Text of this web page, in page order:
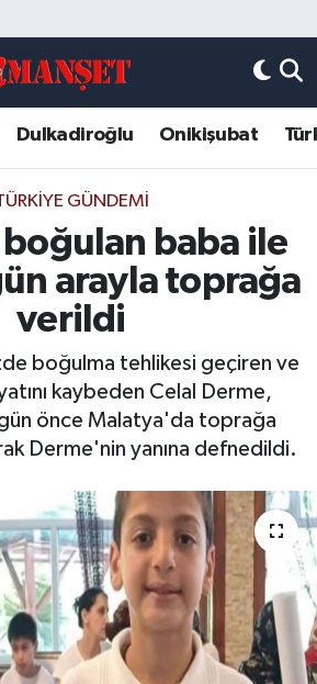
Dulkadiroğlu Onikişubat
GÜNDEMI
boğulan baba ile
arayla toprağa
verildi
boğulma tehlikesi geçiren ve
kaybeden Celal Derme,
önce Malatya'da toprağa
Derme'nin yanına defnedildi.
Nöbetçi Eczaneler
Hava Durumu
Trafik Yoğunluk Haritası
Durumu ve Fikstür